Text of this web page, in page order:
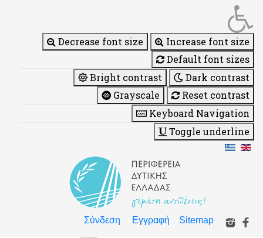
Decrease font size
Increase font size
Default font sizes
Bright contrast
Dark contrast
Grayscale
Reset contrast
Keyboard Navigation
Toggle underline
Σύνδεση Εγγραφή Sitemap